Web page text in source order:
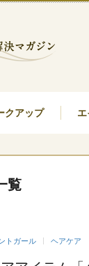
クアップ
覧
トガール ヘアケア